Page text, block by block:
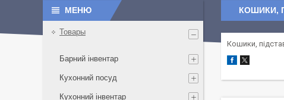
КОШИКИ,
Кошики,
Товары
Барний інвентар
Кухонний посуд
Кухонний інвентар